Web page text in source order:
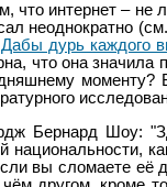
что интернет – не
неоднократно
дурь каждого
что она значила
моменту?
Бернард Шоу:
национальности,
вы сломаете её